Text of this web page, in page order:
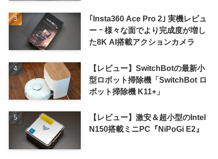
｢Insta360 Ace Pro 2｣ 実機レビュ
ー ｰ 様々な面でより完成度が増し
た8K AI搭載アクションカメラ
【レビュー】SwitchBotの最新小
型ロボット掃除機「SwitchBot ロ
ボット掃除機 K11+」
【レビュー】激安＆超小型のIntel
N150搭載ミニPC『NiPoGi E2』